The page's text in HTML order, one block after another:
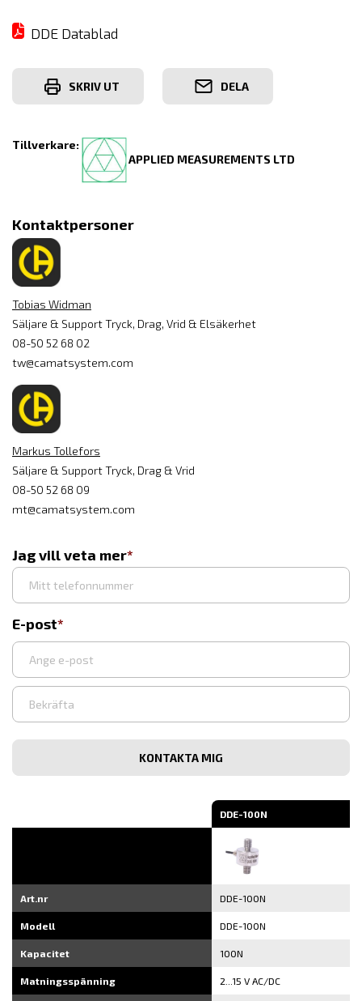
DDE Datablad
SKRIV UT DELA
Tillverkare:
APPLIED MEASUREMENTS LTD
Kontaktpersoner
Tobias Widman
Säljare & Support Tryck, Drag, Vrid & Elsäkerhet
08-50 52 68 02
tw@camatsystem.com
Markus Tollefors
Säljare & Support Tryck, Drag & Vrid
08-50 52 68 09
mt@camatsystem.com
Jag vill veta mer
E-post
Ange
e-
Bekräfta
post
DDE-100N
Art.nr DDE-100N
Modell DDE-100N
Kapacitet 100N
Matningsspänning 2...15 V AC/DC